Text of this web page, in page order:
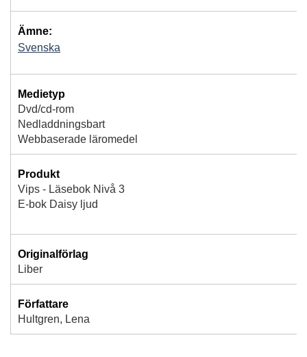
Ämne:
Svenska
Medietyp
Dvd/cd-rom
Nedladdningsbart
Webbaserade läromedel
Produkt
Vips - Läsebok Nivå 3
E-bok Daisy ljud
Originalförlag
Liber
Författare
Hultgren, Lena